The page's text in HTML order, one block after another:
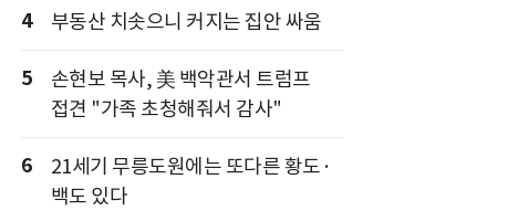
4 부동산 치솟으니 커지는 집안 싸움
5
손현보 목사, 美 백악관서 트럼프
접견 "가족 초청해줘서 감사"
6
21세기 무릉도원에는 또다른 황도·
백도 있다